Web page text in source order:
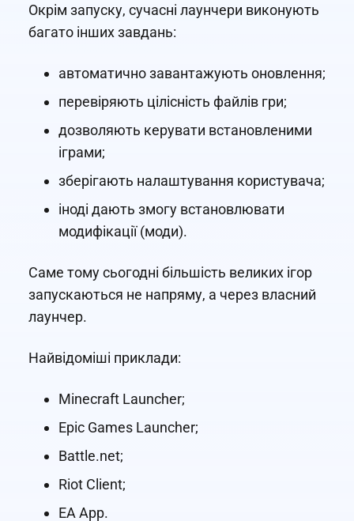
Окрім запуску, сучасні лаунчери виконують
багато інших завдань:
автоматично завантажують оновлення;
перевіряють цілісність файлів гри;
дозволяють керувати встановленими
іграми;
зберігають налаштування користувача;
іноді дають змогу встановлювати
модифікації (моди).
Саме тому сьогодні більшість великих ігор
запускаються не напряму, а через власний
лаунчер.
Найвідоміші приклади:
Minecraft Launcher;
Epic Games Launcher;
Battle.net;
Riot Client;
EA App.